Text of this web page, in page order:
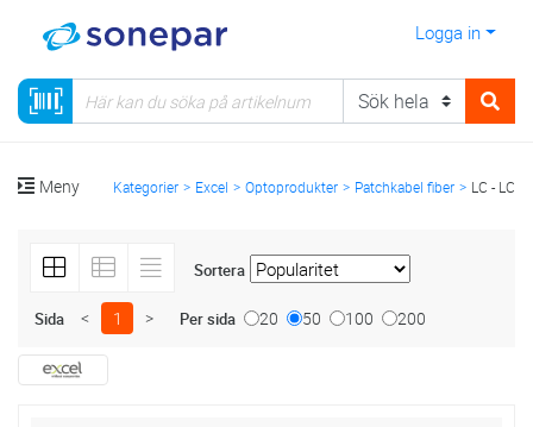
Logga in
Meny Kategorier Excel Optoprodukter Patchkabel fiber LC - LC
Sortera
Sida < 1 > Per sida 20 50 100 200